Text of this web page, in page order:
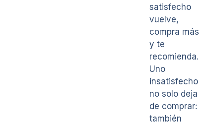
satisfecho
vuelve,
compra más
y te
recomienda.
Uno
insatisfecho
no solo deja
de comprar:
también